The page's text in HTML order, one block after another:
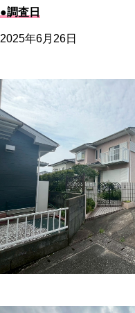
●調査日
2025年6月26日